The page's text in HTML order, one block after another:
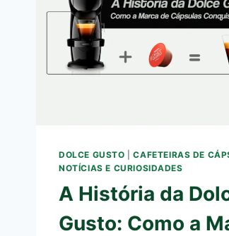
DOLCE GUSTO |CAFETEIRAS DE
NOTÍCIAS E CURIOSIDADES
A História da
Gusto: Como a